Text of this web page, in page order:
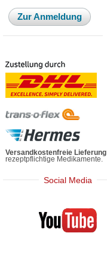
Zur Anmeldung
Versandkostenfreie Lieferung
rezeptpflichtige Medikamente.
Social Media
Mediherz